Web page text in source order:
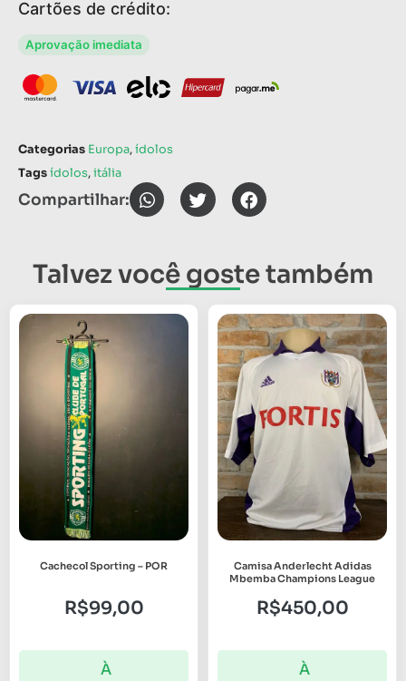
Cartões de crédito:
Aprovação imediata
Categorias Europa,ídolos
Tagsídolos,itália
Compartilhar:
Talvez você goste também
Cachecol Sporting – POR
R$99,00
À
Camisa Anderlecht Adidas
Mbemba Champions League
R$450,00
À